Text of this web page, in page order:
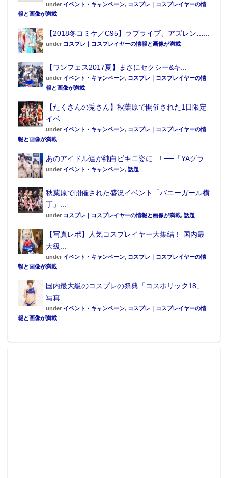
under イベント・キャンペーン, コスプレ｜コスプレイヤーの情
報と画像が満載
【2018冬コミケ／C95】ラブライブ、アズレン…...
under コスプレ｜コスプレイヤーの情報と画像が満載
【ワンフェス2017夏】まさにセクシー&キ...
under イベント・キャンペーン, コスプレ｜コスプレイヤーの情
報と画像が満載
【たくさんの兎さん】秋葉原で開催された1日限定
イベ...
under イベント・キャンペーン, コスプレ｜コスプレイヤーの情
報と画像が満載
あのアイドル達が純白ビキニ姿に…! ──「YAグラ...
under イベント・キャンペーン, 話題
秋葉原で開催された盛況イベント「バニーガール横
丁」...
under コスプレ｜コスプレイヤーの情報と画像が満載, 話題
【写真レポ】人気コスプレイヤー大集結！ 国内最
大級...
under イベント・キャンペーン, コスプレ｜コスプレイヤーの情
報と画像が満載
国内最大級のコスプレの祭典「コスホリック18」
写真...
under イベント・キャンペーン, コスプレ｜コスプレイヤーの情
報と画像が満載